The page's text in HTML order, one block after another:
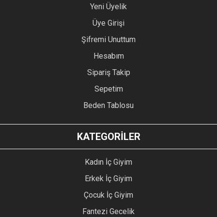
Yeni Üyelik
Üye Girişi
Şifremi Unuttum
Hesabım
Sipariş Takip
Sepetim
Beden Tablosu
KATEGORİLER
Kadın İç Giyim
Erkek İç Giyim
Çocuk İç Giyim
Fantezi Gecelik